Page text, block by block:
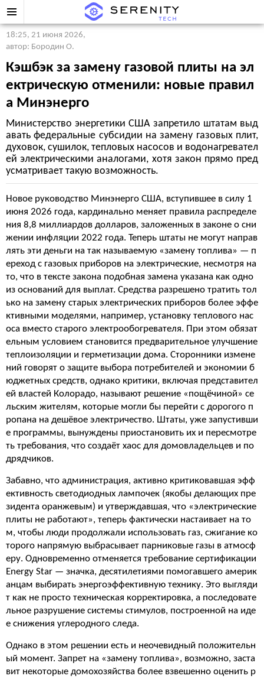
18:25, 21 июня 2026,
автор: Бородин О.
Кэшбэк за замену газовой плиты на эл
ектрическую отменили: новые правил
а Минэнерго
Министерство энергетики США запретило штатам выд
авать федеральные субсидии на замену газовых плит,
духовок, сушилок, тепловых насосов и водонагревател
ей электрическими аналогами, хотя закон прямо пред
усматривает такую возможность.
Новое руководство Минэнерго США, вступившее в силу 1
июня 2026 года, кардинально меняет правила распределе
ния 8,8 миллиардов долларов, заложенных в законе о сни
жении инфляции 2022 года. Теперь штаты не могут направ
лять эти деньги на так называемую «замену топлива» — п
ереход с газовых приборов на электрические, несмотря на
то, что в тексте закона подобная замена указана как одно
из оснований для выплат. Средства разрешено тратить тол
ько на замену старых электрических приборов более эффе
ктивными моделями, например, установку теплового нас
оса вместо старого электрообогревателя. При этом обязат
ельным условием становится предварительное улучшение
теплоизоляции и герметизации дома. Сторонники измене
ний говорят о защите выбора потребителей и экономии б
юджетных средств, однако критики, включая представител
ей властей Колорадо, называют решение «пощёчиной» се
льским жителям, которые могли бы перейти с дорогого п
ропана на дешёвое электричество. Штаты, уже запустивши
е программы, вынуждены приостановить их и пересмотре
ть требования, что создаёт хаос для домовладельцев и по
дрядчиков.
Забавно, что администрация, активно критиковавшая эфф
ективность светодиодных лампочек (якобы делающих пре
зидента оранжевым) и утверждавшая, что «электрические
плиты не работают», теперь фактически настаивает на то
м, чтобы люди продолжали использовать газ, сжигание ко
торого напрямую выбрасывает парниковые газы в атмосф
еру. Одновременно отменяется требование сертификации
Energy Star — значка, десятилетиями помогавшего америк
анцам выбирать энергоэффективную технику. Это выгляди
т как не просто техническая корректировка, а последовате
льное разрушение системы стимулов, построенной на иде
е снижения углеродного следа.
Однако в этом решении есть и неочевидный положительн
ый момент. Запрет на «замену топлива», возможно, заста
вит некоторые домохозяйства более взвешенно оценить р